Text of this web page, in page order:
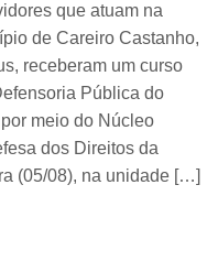
que atuam na
de Careiro Castanho,
receberam um curso
Pública do
meio do Núcleo
dos Direitos da
(05/08), na unidade […]